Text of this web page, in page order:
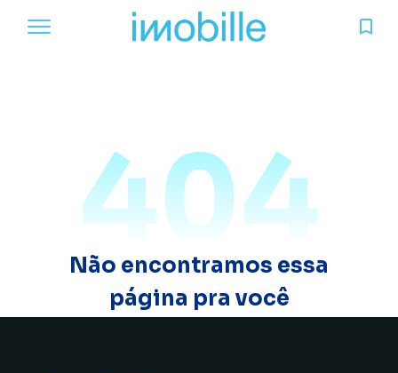
404
Não encontramos essa
página pra você